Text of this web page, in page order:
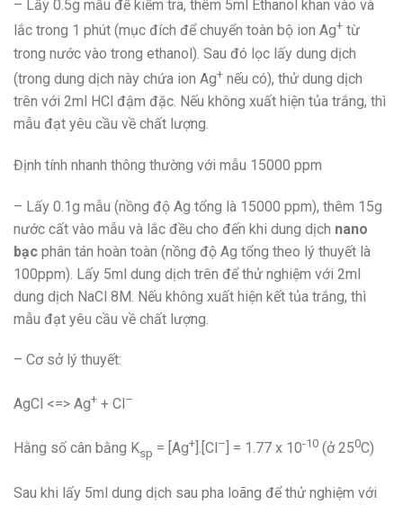
– Lấy 0.5g mẫu để kiểm tra, thêm 5ml Ethanol khan vào và
lắc trong 1 phút (mục đích để chuyển toàn bộ ion Ag+ từ
trong nước vào trong ethanol). Sau đó lọc lấy dung dịch
(trong dung dịch này chứa ion Ag+ nếu có), thử dung dịch
trên với 2ml HCl đậm đặc. Nếu không xuất hiện tủa trắng, thì
mẫu đạt yêu cầu về chất lượng.
Định tính nhanh thông thường với mẫu 15000 ppm
– Lấy 0.1g mẫu (nồng độ Ag tổng là 15000 ppm), thêm 15g
nước cất vào mẫu và lắc đều cho đến khi dung dịch nano
bạc phân tán hoàn toàn (nồng độ Ag tổng theo lý thuyết là
100ppm). Lấy 5ml dung dịch trên để thử nghiệm với 2ml
dung dịch NaCl 8M. Nếu không xuất hiện kết tủa trắng, thì
mẫu đạt yêu cầu về chất lượng.
– Cơ sở lý thuyết:
AgCl <=> Ag+ + Cl –
Hằng số cân bằng Ksp = [Ag+ ].[Cl – ] = 1.77 x 10-10 (ở 250C)
Sau khi lấy 5ml dung dịch sau pha loãng để thử nghiệm với